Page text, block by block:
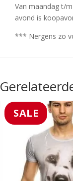
Van maandag t/
avond is
*** Nergens zo
SALE